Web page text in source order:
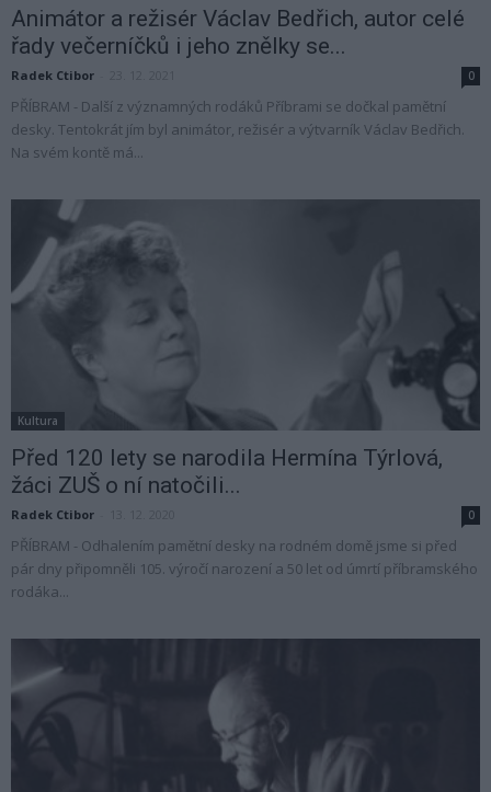
Animátor a režisér Václav Bedřich, autor celé
řady večerníčků i jeho znělky se...
Radek Ctibor 0
PŘÍBRAM - Další z významných rodáků Příbrami se dočkal pamětní
desky. Tentokrát jím byl animátor, režisér a výtvarník Václav Bedřich.
Na svém kontě má...
Kultura
Před 120 lety se narodila Hermína Týrlová,
žáci ZUŠ o ní natočili...
Radek Ctibor 0
PŘÍBRAM - Odhalením pamětní desky na rodném domě jsme si před
pár dny připomněli 105. výročí narození a 50 let od úmrtí příbramského
rodáka...